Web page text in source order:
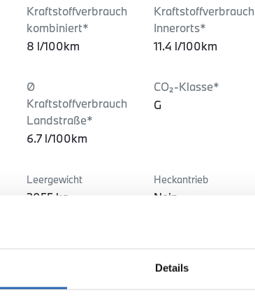
Details
Kraftstoffverbrauch
kombiniert*
8 l/100km
Kraftstoffverbrauch
Innerorts*
11.4 l/100km
Ø
Kraftstoffverbrauch
Landstraße*
6.7 l/100km
CO₂-Klasse*
G
Leergewicht
2055 kg
Heckantrieb
Nein